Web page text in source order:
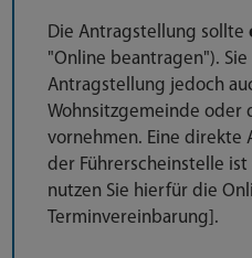
Die Antragstellung sollte
"Online beantragen").
Antragstellung jedoch
Wohnsitzgemeinde oder
vornehmen. Eine direkte
der Führerscheinstelle
nutzen Sie hierfür die
Terminvereinbarung].